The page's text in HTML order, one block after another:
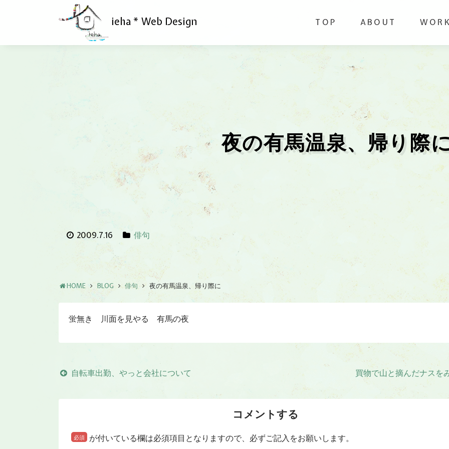
ieha * Web Design TOP ABOUT
夜の有馬温泉、帰り際
2009.7.16 俳句
HOME BLOG 俳句 夜の有馬温泉、帰り際に
蛍無き 川面を見やる 有馬の夜
自転車出勤、やっと会社について 買物で山と摘んだナスを
コメントする
必須 が付いている欄は必須項目となりますので、必ずご記入をお願いします。